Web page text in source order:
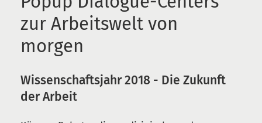
zur Arbeitswelt von
morgen
Wissenschaftsjahr 2018 - Die Zukunft
der Arbeit